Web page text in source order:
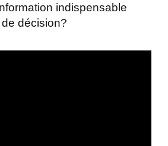
indispensable
décision?